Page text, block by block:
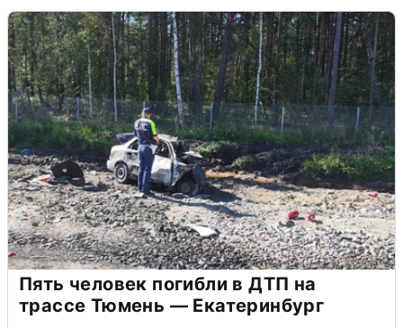
Пять человек погибли в ДТП на
трассе Тюмень — Екатеринбург